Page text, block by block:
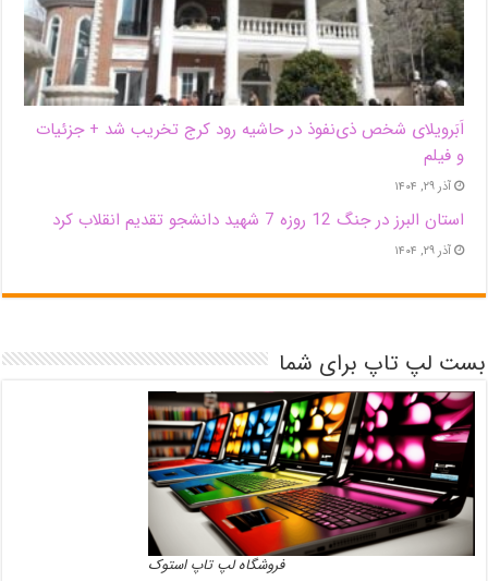
اَبَر‌ویلای شخص ذی‌نفوذ در حاشیه‌ رود کرج تخریب شد + جزئیات
و فیلم
آذر ۲۹, ۱۴۰۴
استان البرز در جنگ 12 روزه 7 شهید دانشجو تقدیم انقلاب کرد
آذر ۲۹, ۱۴۰۴
بست لپ تاپ برای شما
فروشگاه لپ تاپ استوک